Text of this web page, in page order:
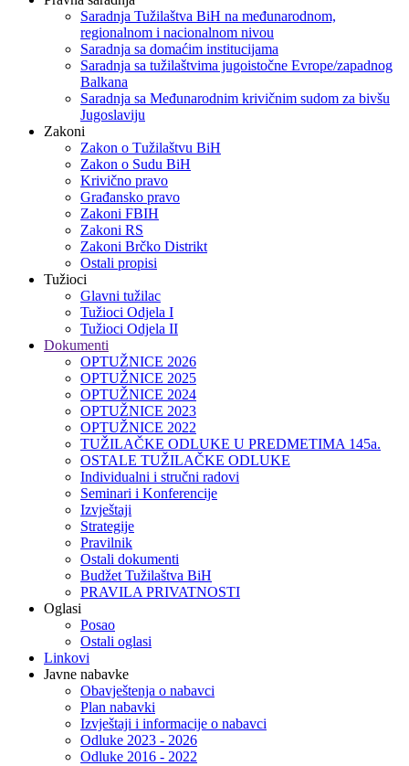
Saradnja Tužilaštva BiH na međunarodnom,
regionalnom i nacionalnom nivou
Saradnja sa domaćim institucijama
Saradnja sa tužilaštvima jugoistočne Evrope/zapadnog
Balkana
Saradnja sa Međunarodnim krivičnim sudom za bivšu
Jugoslaviju
Zakoni
Zakon o Тužilaštvu BiH
Zakon o Sudu BiH
Krivično pravo
Građansko pravo
Zakoni FBIH
Zakoni RS
Zakoni Brčko Distrikt
Ostali propisi
Tužioci
Glavni tužilac
Tužioci Odjela I
Tužioci Odjela II
Dokumenti
OPTUŽNICE 2026
OPTUŽNICE 2025
OPTUŽNICE 2024
OPTUŽNICE 2023
OPTUŽNICE 2022
TUŽILAČKE ODLUKE U PREDMETIMA 145a.
OSTALE TUŽILAČKE ODLUKE
Individualni i stručni radovi
Seminari i Konferencije
Izvještaji
Strategije
Pravilnik
Ostali dokumenti
Budžet Tužilaštva BiH
PRAVILA PRIVATNOSTI
Oglasi
Posao
Ostali oglasi
Linkovi
Javne nabavke
Obavještenja o nabavci
Plan nabavki
Izvještaji i informacije o nabavci
Odluke 2023 - 2026
Odluke 2016 - 2022